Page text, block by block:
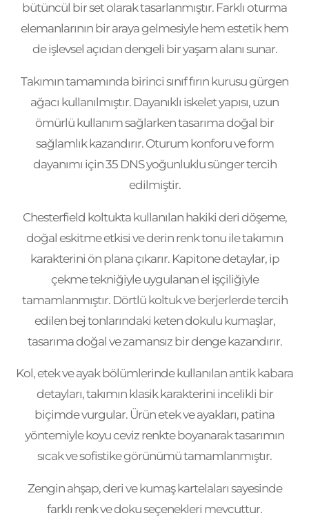
bütüncül bir set olarak tasarlanmıştır. Farklı oturma
elemanlarının bir araya gelmesiyle hem estetik hem
de işlevsel açıdan dengeli bir yaşam alanı sunar.
Takımın tamamında birinci sınıf fırın kurusu gürgen
ağacı kullanılmıştır. Dayanıklı iskelet yapısı, uzun
ömürlü kullanım sağlarken tasarıma doğal bir
sağlamlık kazandırır. Oturum konforu ve form
dayanımı için 35 DNS yoğunluklu sünger tercih
edilmiştir.
Chesterfield koltukta kullanılan hakiki deri döşeme,
doğal eskitme etkisi ve derin renk tonu ile takımın
karakterini ön plana çıkarır. Kapitone detaylar, ip
çekme tekniğiyle uygulanan el işçiliğiyle
tamamlanmıştır. Dörtlü koltuk ve berjerlerde tercih
edilen bej tonlarındaki keten dokulu kumaşlar,
tasarıma doğal ve zamansız bir denge kazandırır.
Kol, etek ve ayak bölümlerinde kullanılan antik kabara
detayları, takımın klasik karakterini incelikli bir
biçimde vurgular. Ürün etek ve ayakları, patina
yöntemiyle koyu ceviz renkte boyanarak tasarımın
sıcak ve sofistike görünümü tamamlanmıştır.
Zengin ahşap, deri ve kumaş kartelaları sayesinde
farklı renk ve doku seçenekleri mevcuttur.